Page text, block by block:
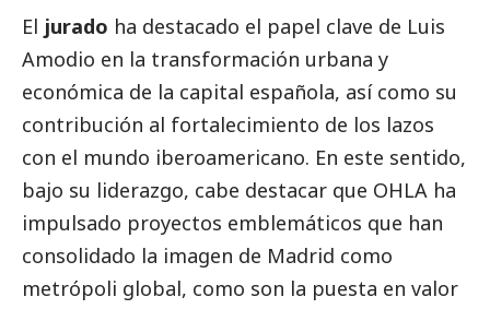
El jurado ha destacado el papel clave de Luis
Amodio en la transformación urbana y
económica de la capital española, así como su
contribución al fortalecimiento de los lazos
con el mundo iberoamericano. En este sentido,
bajo su liderazgo, cabe destacar que OHLA ha
impulsado proyectos emblemáticos que han
consolidado la imagen de Madrid como
metrópoli global, como son la puesta en valor